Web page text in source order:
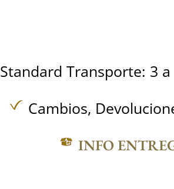
Standard Transporte: 3
Cambios,
INFO